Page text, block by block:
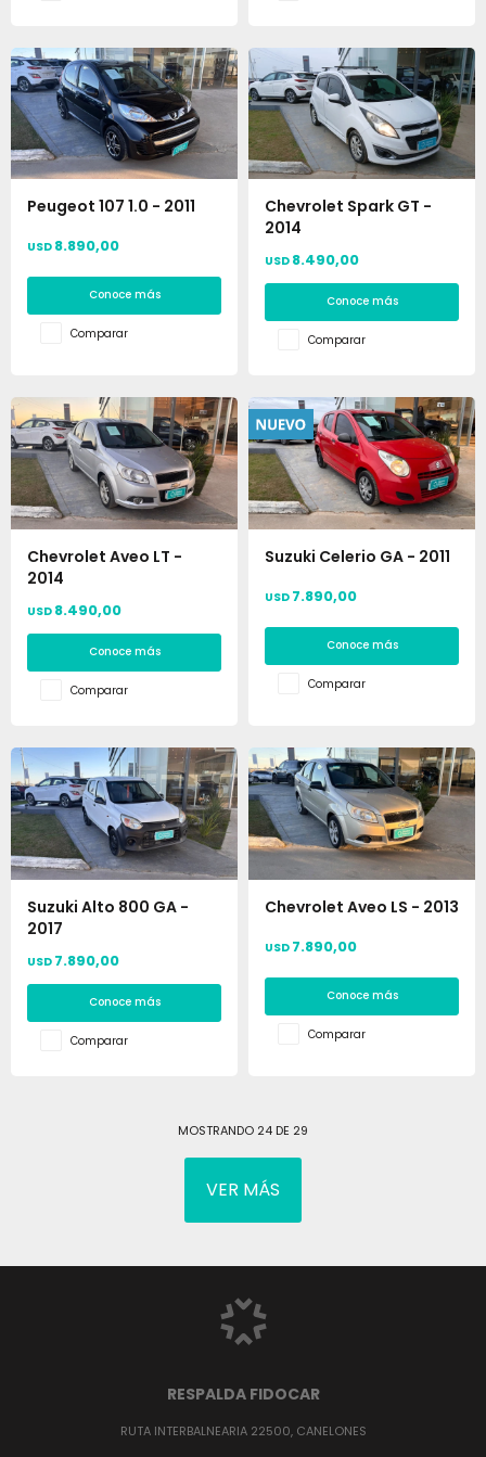
Peugeot 107 1.0 - 2011
USD 8.890,00
Conoce más
Comparar
Chevrolet Spark GT -
2014
USD 8.490,00
Conoce más
Comparar
Chevrolet Aveo LT -
2014
USD 8.490,00
Conoce más
Comparar
Suzuki Celerio GA - 2011
USD 7.890,00
Conoce más
Comparar
Suzuki Alto 800 GA -
2017
USD 7.890,00
Conoce más
Comparar
Chevrolet Aveo LS - 2013
USD 7.890,00
Conoce más
Comparar
MOSTRANDO 24 DE 29
VER MÁS
RESPALDA FIDOCAR
RUTA INTERBALNEARIA 22500, CANELONES